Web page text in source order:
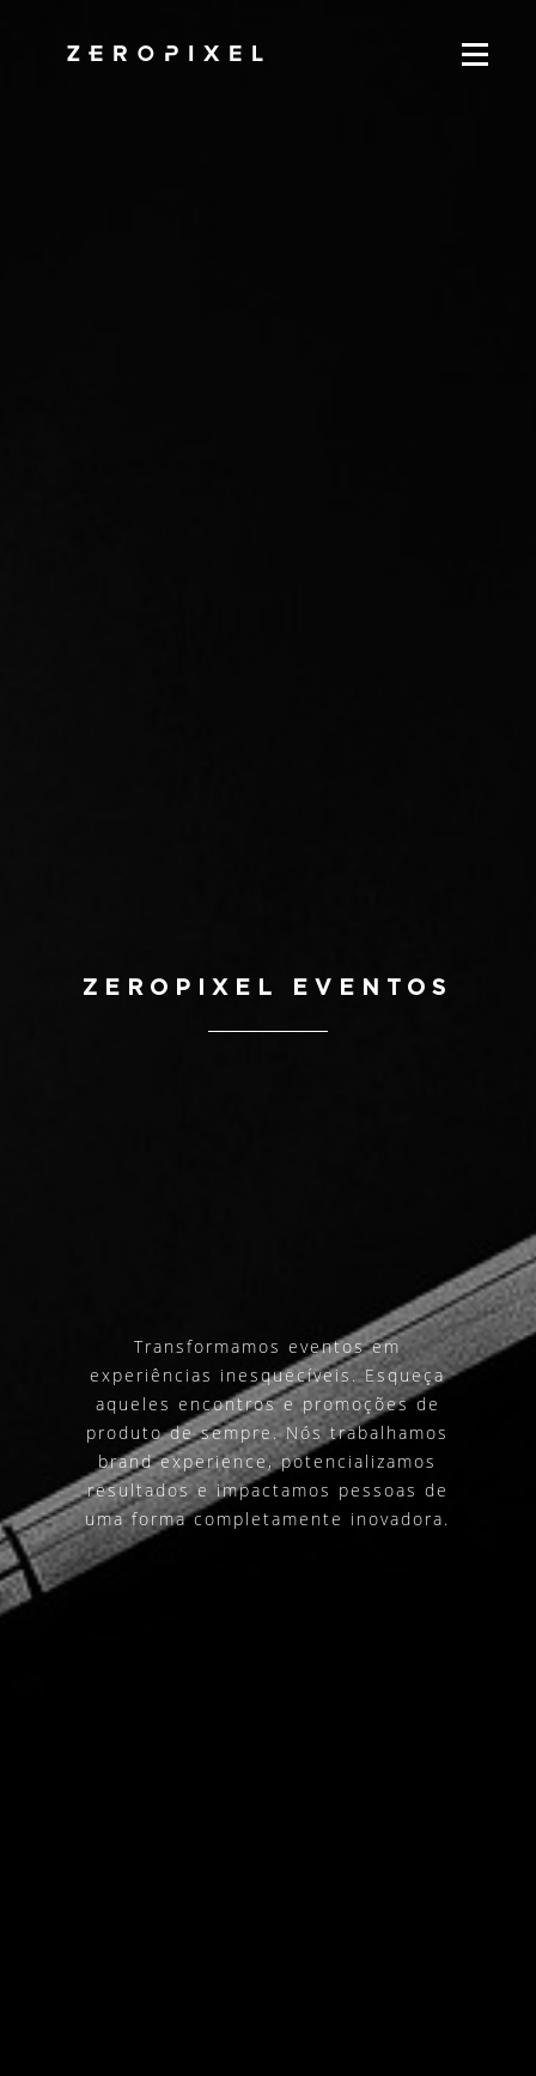
ZEROPIXEL EVENTOS
Transformamos eventos em
experiências inesquecíveis. Esqueça
aqueles encontros e promoções de
produto de sempre. Nós trabalhamos
brand experience, potencializamos
resultados e impactamos pessoas de
uma forma completamente inovadora.